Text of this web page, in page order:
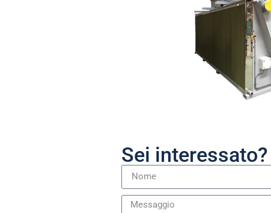
Sei interessato?